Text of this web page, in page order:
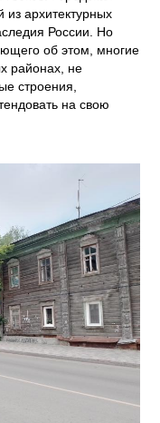
из архитектурных
России. Но
об этом, многие
районах, не
строения,
на свою